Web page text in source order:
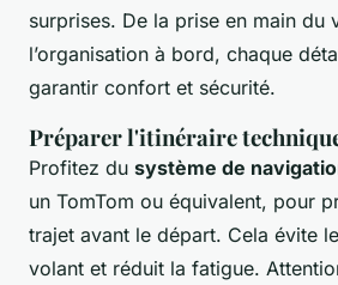
surprises. De la prise en main du
l’organisation à bord, chaque
garantir confort et sécurité.
Préparer l'itinéraire
Profitez du système de
un TomTom ou équivalent, pour
trajet avant le départ. Cela évite
volant et réduit la fatigue.